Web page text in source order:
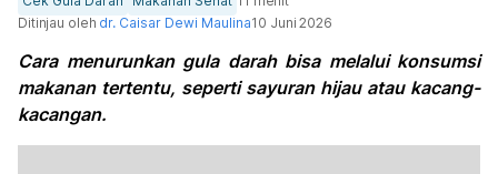
Ditinjau oleh dr. Caisar Dewi Maulina10 Juni 2026
Cara menurunkan gula darah bisa melalui konsumsi
makanan tertentu, seperti sayuran hijau atau kacang-
kacangan.